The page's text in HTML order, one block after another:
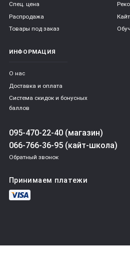
Спец. цена
Распродажа
Товары под заказ
ИНФОРМАЦИЯ
О нас
Доставка и оплата
Система скидок и бонусных
баллов
095-470-22-40 (магазин)
066-766-36-95 (кайт-школа)
Обратный звонок
Принимаем платежи